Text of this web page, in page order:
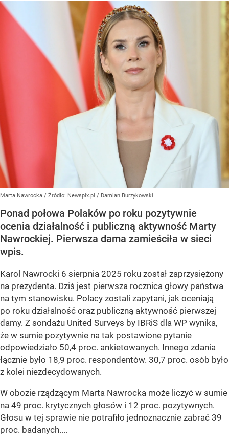
Marta Nawrocka / Źródło: Newspix.pl / Damian Burzykowski
Ponad połowa Polaków po roku pozytywnie
ocenia działalność i publiczną aktywność Marty
Nawrockiej. Pierwsza dama zamieściła w sieci
wpis.
Karol Nawrocki 6 sierpnia 2025 roku został zaprzysiężony
na prezydenta. Dziś jest pierwsza rocznica głowy państwa
na tym stanowisku. Polacy zostali zapytani, jak oceniają
po roku działalność oraz publiczną aktywność pierwszej
damy. Z sondażu United Surveys by IBRiS dla WP wynika,
że w sumie pozytywnie na tak postawione pytanie
odpowiedziało 50,4 proc. ankietowanych. Innego zdania
łącznie było 18,9 proc. respondentów. 30,7 proc. osób było
z kolei niezdecydowanych.
W obozie rządzącym Marta Nawrocka może liczyć w sumie
na 49 proc. krytycznych głosów i 12 proc. pozytywnych.
Głosu w tej sprawie nie potrafiło jednoznacznie zabrać 39
proc. badanych....